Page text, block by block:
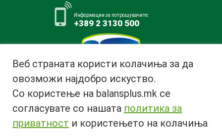
Информации за потрошувачите:
+389 2 3130 500
Млекара АД Битола
ул. Ѓурчин Наумов Пљакот бр.1,
7000 Битола, Република
Македонија
Веб страната користи колачиња за да
овозможи најдобро искуство.
Со користење на balansplus.mk се
согласувате со нашата политика за
приватност и користењето на колачиња